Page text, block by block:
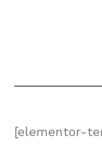
[elementor-